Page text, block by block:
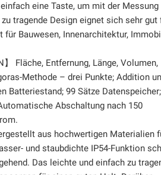
eine Taste, um mit der Messung
tragende Design eignet sich sehr gut
für Bauwesen, Innenarchitektur,
】 Fläche, Entfernung, Länge, Volumen,
Methode – drei Punkte; Addition
Batteriestand; 99 Sätze Datenspeicher;
Abschaltung nach 150
aus hochwertigen Materialien
und staubdichte IP54-Funktion
Das leichte und einfach zu